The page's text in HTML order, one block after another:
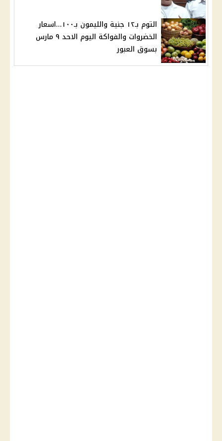
التوم بـ١٢ جنية والليمون بـ١٠٠...اسعار
الخضروات والفواكة اليوم الاحد ٩ مارس
بسوق العبور